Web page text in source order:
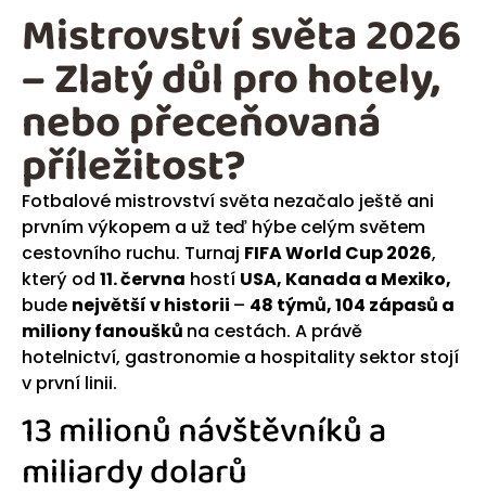
Fotbalové mistrovství světa nezačalo ještě ani
prvním výkopem a už teď hýbe celým světem
cestovního ruchu. Turnaj FIFA World Cup 2026,
který od 11. června hostí USA, Kanada a Mexiko,
bude největší v historii – 48 týmů, 104 zápasů a
miliony fanoušků na cestách. A právě
hotelnictví, gastronomie a hospitality sektor stojí
v první linii.
13 milionů návštěvníků a
miliardy dolarů
Mistrovství světa 2026
– Zlatý důl pro hotely,
nebo přeceňovaná
příležitost?